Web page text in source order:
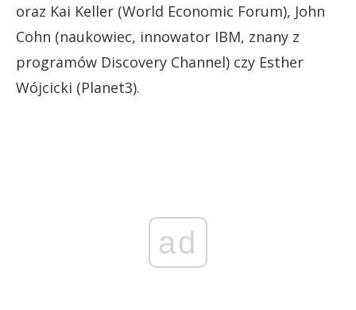
oraz Kai Keller (World Economic Forum), John
Cohn (naukowiec, innowator IBM, znany z
programów Discovery Channel) czy Esther
Wójcicki (Planet3).
ad